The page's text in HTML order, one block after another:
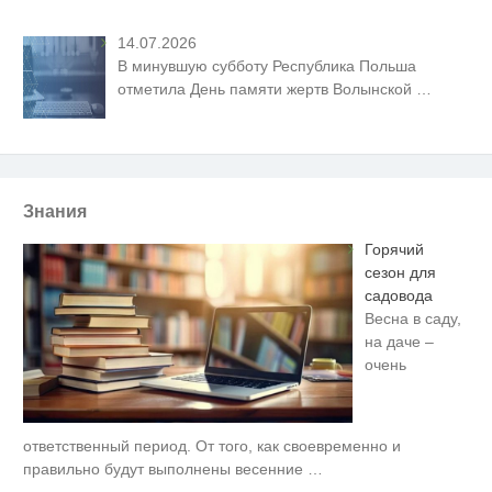
14.07.2026
В минувшую субботу Республика Польша
отметила День памяти жертв Волынской
Знания
Горячий
сезон для
садовода
Весна в саду,
на даче –
очень
ответственный период. От того, как своевременно и
правильно будут выполнены весенние
i
Ролик длится пару секунд, но
вы будете в шоке от увиденного